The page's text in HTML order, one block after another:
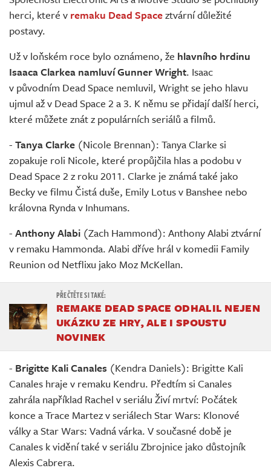
Živě
herci, které v remaku Dead Spaceztvární důležité
postavy.
Už v loňském roce bylo oznámeno, že hlavního hrdinu
Isaaca Clarkea namluví Gunner Wright. Isaac
v původním Dead Space nemluvil, Wright se jeho hlavu
ujmul až v Dead Space 2 a 3. K němu se přidají další herci,
které můžete znát z populárních seriálů a filmů.
- Tanya Clarke (Nicole Brennan): Tanya Clarke si
zopakuje roli Nicole, které propůjčila hlas a podobu v
Dead Space 2 z roku 2011. Clarke je známá také jako
Becky ve filmu Čistá duše, Emily Lotus v Banshee nebo
královna Rynda v Inhumans.
- Anthony Alabi (Zach Hammond): Anthony Alabi ztvární
v remaku Hammonda. Alabi dříve hrál v komedii Family
Reunion od Netflixu jako Moz McKellan.
REMAKE DEAD SPACE ODHALIL NEJEN
UKÁZKU ZE HRY, ALE I SPOUSTU
NOVINEK
- Brigitte Kali Canales (Kendra Daniels): Brigitte Kali
Canales hraje v remaku Kendru. Předtím si Canales
zahrála například Rachel v seriálu Živí mrtví: Počátek
konce a Trace Martez v seriálech Star Wars: Klonové
války a Star Wars: Vadná várka. V současné době je
Canales k vidění také v seriálu Zbrojnice jako důstojník
Alexis Cabrera.